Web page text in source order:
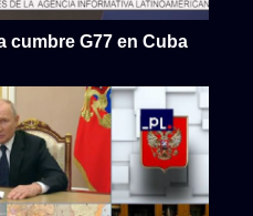
cumbre G77 en Cuba